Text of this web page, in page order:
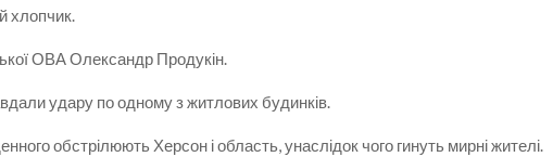
хлопчик.
ОВА Олександр Продукін.
удару по одному з житлових будинків.
обстрілюють Херсон і область, унаслідок чого гинуть мирні жителі.